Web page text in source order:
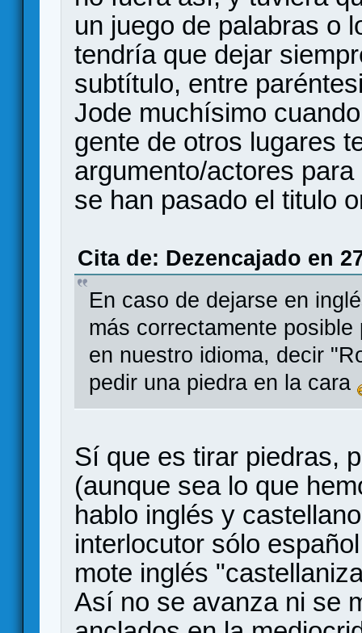
un juego de palabras o
tendría que dejar
subtítulo, entre
Jode muchísimo
gente de otros lugares
argumento/actores
se han pasado el titulo
Cita de: Dezencajado en
En caso de dejarse en
más correctamente
en nuestro idioma, decir
pedir una piedra en la cara
Sí que es tirar piedras,
(aunque sea lo que
hablo inglés y
interlocutor sólo
mote inglés
Así no se avanza ni se